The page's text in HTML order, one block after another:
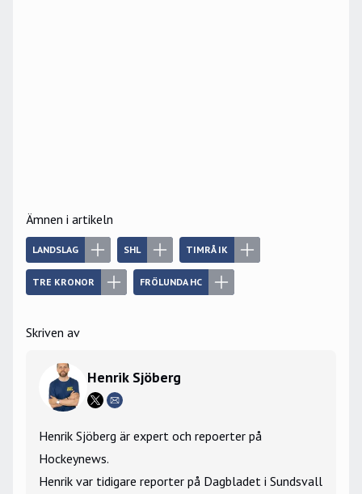
Ämnen i artikeln
LANDSLAG SHL TIMRÅ IK
TRE KRONOR FRÖLUNDA HC
Skriven av
Henrik Sjöberg
Henrik Sjöberg är expert och repoerter på
Hockeynews.
Henrik var tidigare reporter på Dagbladet i Sundsvall